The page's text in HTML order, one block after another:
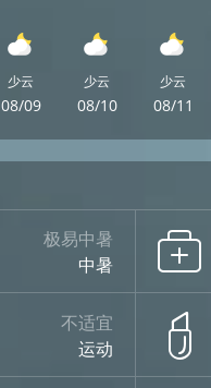
少云
08/09
少云
08/10
少云
08/11
极易中暑
中暑
不适宜
运动